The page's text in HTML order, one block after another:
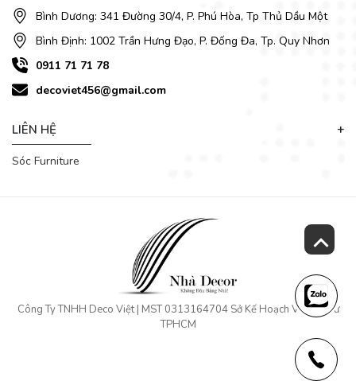
Bình Dương: 341 Đường 30/4, P. Phú Hòa, Tp Thủ Dầu Một
Bình Định: 1002 Trần Hưng Đạo, P. Đống Đa, Tp. Quy Nhơn
0911 71 71 78
decoviet456@gmail.com
LIÊN HỆ
Sóc Furniture
Công Ty TNHH Deco Việt | MST 0313164704 Sở Kế Hoạch Và Đầu Tư
TPHCM